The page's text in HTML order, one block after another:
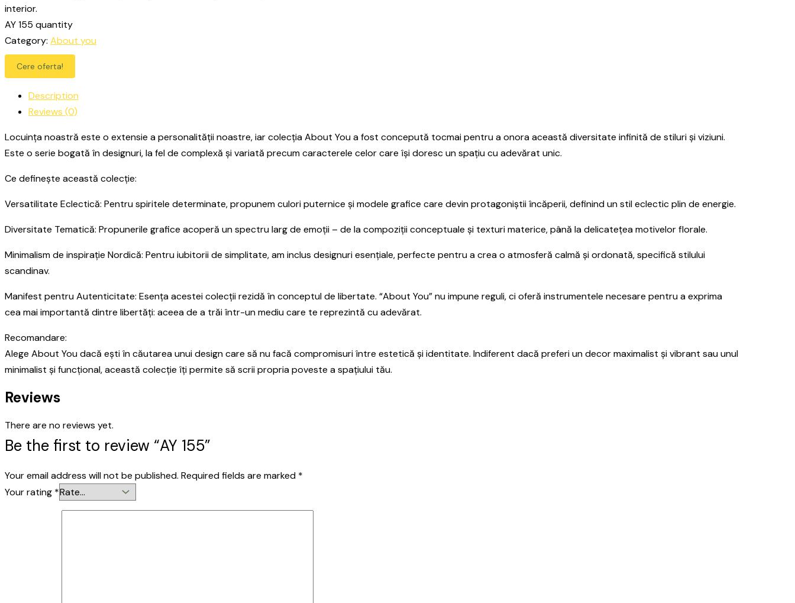
interior.
AY 155 quantity
Category: About you
Cere oferta!
Description
Reviews (0)
Locuința noastră este o extensie a personalității noastre, iar colecția About You a fost concepută tocmai pentru a onora această diversitate infinită de stiluri și viziuni.
Este o serie bogată în designuri, la fel de complexă și variată precum caracterele celor care își doresc un spațiu cu adevărat unic.
Ce definește această colecție:
Versatilitate Eclectică: Pentru spiritele determinate, propunem culori puternice și modele grafice care devin protagoniștii încăperii, definind un stil eclectic plin de energie.
Diversitate Tematică: Propunerile grafice acoperă un spectru larg de emoții – de la compoziții conceptuale și texturi materice, până la delicatețea motivelor florale.
Minimalism de inspirație Nordică: Pentru iubitorii de simplitate, am inclus designuri esențiale, perfecte pentru a crea o atmosferă calmă și ordonată, specifică stilului
scandinav.
Manifest pentru Autenticitate: Esența acestei colecții rezidă în conceptul de libertate. “About You” nu impune reguli, ci oferă instrumentele necesare pentru a exprima
cea mai importantă dintre libertăți: aceea de a trăi într-un mediu care te reprezintă cu adevărat.
Recomandare:
Alege About You dacă ești în căutarea unui design care să nu facă compromisuri între estetică și identitate. Indiferent dacă preferi un decor maximalist și vibrant sau unul
minimalist și funcțional, această colecție îți permite să scrii propria poveste a spațiului tău.
Reviews
There are no reviews yet.
Be the first to review “AY 155”
Your email address will not be published. Required fields are marked *
Your rating *